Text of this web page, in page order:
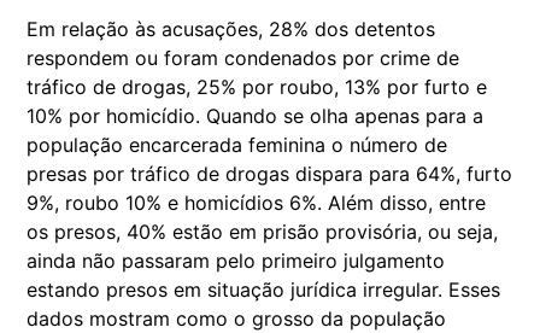
Em relação às acusações, 28% dos detentos
respondem ou foram condenados por crime de
tráfico de drogas, 25% por roubo, 13% por furto e
10% por homicídio. Quando se olha apenas para a
população encarcerada feminina o número de
presas por tráfico de drogas dispara para 64%, furto
9%, roubo 10% e homicídios 6%. Além disso, entre
os presos, 40% estão em prisão provisória, ou seja,
ainda não passaram pelo primeiro julgamento
estando presos em situação jurídica irregular. Esses
dados mostram como o grosso da população